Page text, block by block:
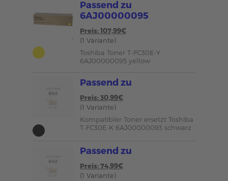
Passend zu
6AJ00000095
Preis: 107,99€
(1 Variante)
Toshiba Toner T-FC30E-Y
6AJ00000095 yellow
Passend zu
Preis: 30,99€
(1 Variante)
Kompatibler Toner ersetzt Toshiba
T-FC30E-K 6AJ00000093 schwarz
Passend zu
Preis: 74,99€
(1 Variante)